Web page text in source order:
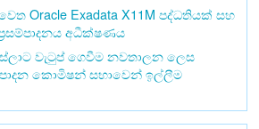
Oracle Exadata X11M පද්ධතියක් සහ
ප්‍රසම්පාදනය අධීක්ෂණය
වැටුප් ගෙවීම නවතාලන ලෙස
කොමිෂන් සභාවෙන් ඉල්ලීම